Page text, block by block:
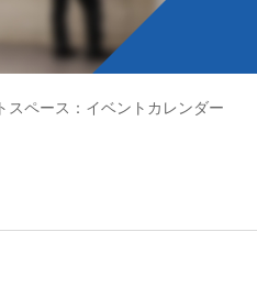
スペース：イベントカレンダー